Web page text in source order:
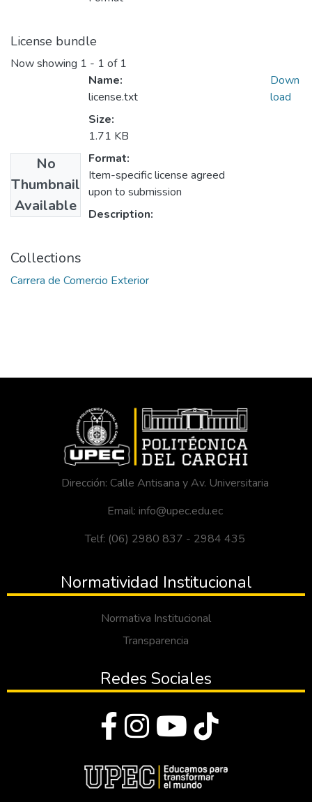
License bundle
Now showing 1 - 1 of 1
No
Thumbnail
Available
Name:
license.txt
Size:
1.71 KB
Format:
Item-specific license agreed
upon to submission
Description:
Down
load
Collections
Carrera de Comercio Exterior
Dirección: Calle Antisana y Av. Universitaria
Email: info@upec.edu.ec
Telf: (06) 2980 837 - 2984 435
Normatividad Institucional
Normativa Institucional
Transparencia
Redes Sociales